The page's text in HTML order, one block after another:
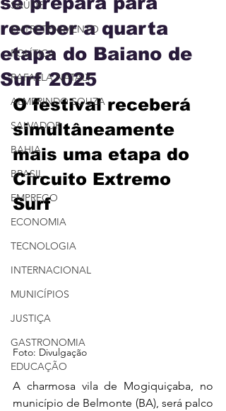
SAÚDE
ENTRETENIMENTO
POLÍTICA
RAFAELA NATALY
ALMERINDO SOUZA
SALVADOR
BAHIA
BRASIL
EMPREGO
ECONOMIA
TECNOLOGIA
INTERNACIONAL
MUNICÍPIOS
JUSTIÇA
GASTRONOMIA
EDUCAÇÃO
receber a quarta
etapa do Baiano de
Surf 2025
O festival receberá
simultâneamente
mais uma etapa do
Circuito Extremo
Surf
Foto: Divulgação
A charmosa vila de Mogiquiçaba, no
município de Belmonte (BA), será palco